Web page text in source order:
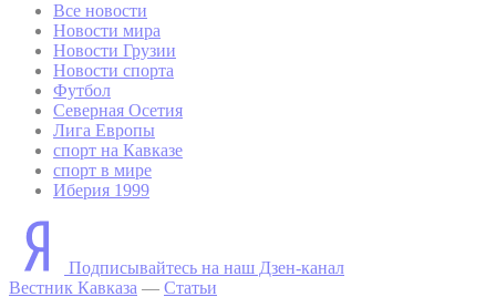
Все новости
Новости мира
Новости Грузии
Новости спорта
Футбол
Северная Осетия
Лига Европы
спорт на Кавказе
спорт в мире
Иберия 1999
Подписывайтесь на наш Дзен-канал
Вестник Кавказа — Статьи